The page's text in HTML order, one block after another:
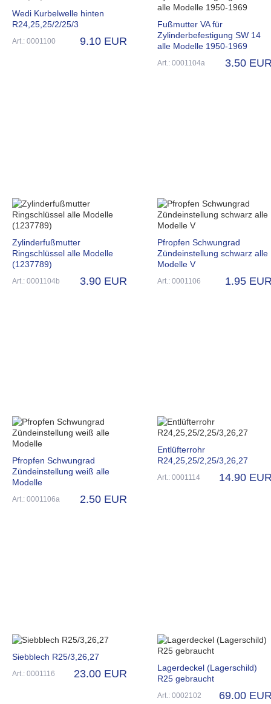
Wedi Kurbelwelle hinten
R24,25,25/2/25/3
Art.: 0001100 9.10 EUR
Fußmutter VA für
Zylinderbefestigung SW 14
alle Modelle 1950-1969
Art.: 0001104a 3.50
Zylinderfußmutter
Ringschlüssel alle Modelle
(1237789)
Art.: 0001104b 3.90 EUR
Pfropfen Schwungrad
Zündeinstellung schwarz alle
Modelle V
Art.: 0001106 1.95
Pfropfen Schwungrad
Zündeinstellung weiß alle
Modelle
Art.: 0001106a 2.50 EUR
Entlüfterrohr
R24,25,25/2,25/3,26,27
Art.: 0001114 14.90
Siebblech R25/3,26,27
Art.: 0001116 23.00 EUR
Lagerdeckel (Lagerschild)
R25 gebraucht
Art.: 0002102 69.00